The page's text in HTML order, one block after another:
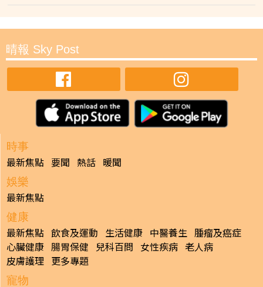
晴報 Sky Post
時事
最新焦點 要聞 熱話 暖聞
娛樂
最新焦點
健康
最新焦點 飲食及運動 生活健康 中醫養生 腫瘤及癌症
心臟健康 腸胃保健 兒科百問 女性疾病 老人病
皮膚護理 更多專題
寵物